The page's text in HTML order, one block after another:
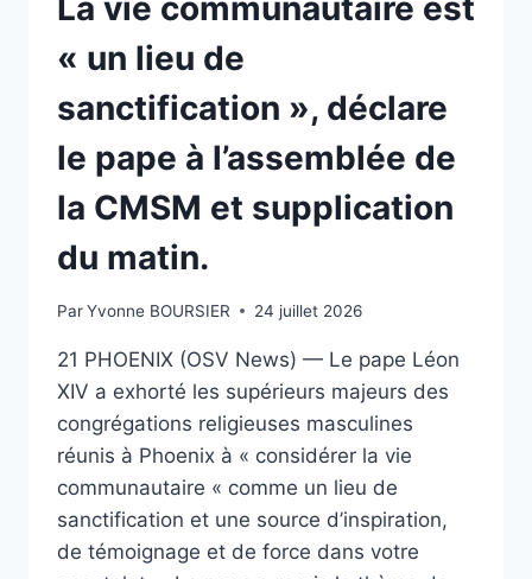
La vie communautaire est
« un lieu de
sanctification », déclare
le pape à l’assemblée de
la CMSM et supplication
du matin.
ParYvonne BOURSIER 24 juillet 2026
21 PHOENIX (OSV News) — Le pape Léon
XIV a exhorté les supérieurs majeurs des
congrégations religieuses masculines
réunis à Phoenix à « considérer la vie
communautaire « comme un lieu de
sanctification et une source d’inspiration,
de témoignage et de force dans votre